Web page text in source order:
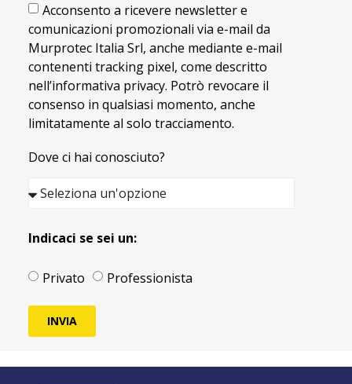
Acconsento a ricevere newsletter e
comunicazioni promozionali via e-mail da
Murprotec Italia Srl, anche mediante e-mail
contenenti tracking pixel, come descritto
nell’informativa privacy. Potrò revocare il
consenso in qualsiasi momento, anche
limitatamente al solo tracciamento.
Dove ci hai conosciuto?
Indicaci se sei un:
Privato Professionista
INVIA